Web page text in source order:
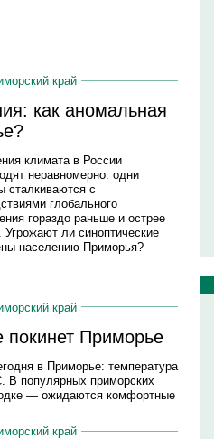
край
как аномальная
климата в России
неравномерно: одни
сталкиваются с
глобального
гораздо раньше и острее
Угрожают ли синоптические
населению Приморья?
край
покинет Приморье
в Приморье: температура
В популярных приморских
— ожидаются комфортные
край